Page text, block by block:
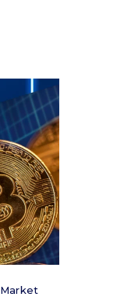
Market